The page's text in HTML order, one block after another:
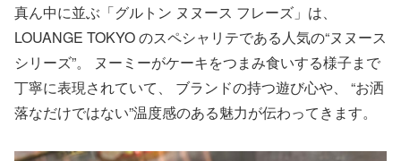
真ん中に並ぶ「グルトン ヌヌース フレーズ」は、
LOUANGE TOKYO のスペシャリテである人気の“ヌヌース
シリーズ”。 ヌーミーがケーキをつまみ食いする様子まで
丁寧に表現されていて、 ブランドの持つ遊び心や、 “お洒
落なだけではない”温度感のある魅力が伝わってきます。